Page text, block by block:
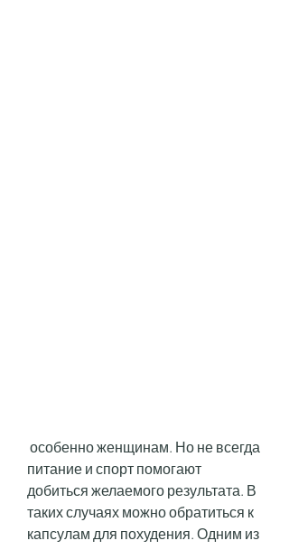
питание и спорт помогают
добиться желаемого результата. В
таких случаях можно обратиться к
капсулам для похудения. Одним из